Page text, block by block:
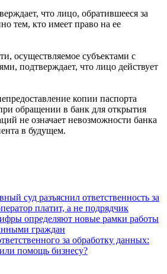
что лицо, обратившееся за
тем, кто имеет право на ее
осуществляемое субъектами с
подтверждает, что лицо действует
копии паспорта
обращении в банк для открытия
не означает невозможности банка
в будущем.
суд разъяснил ответственность за
платит, а не подрядчик
определяют новые рамки работы
граждан
за обработку данных:
помощь бизнесу?